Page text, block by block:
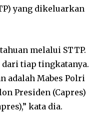
yang dikeluarkan
melalui STTP.
tiap tingkatanya.
adalah Mabes Polri
Presiden (Capres)
kata dia.